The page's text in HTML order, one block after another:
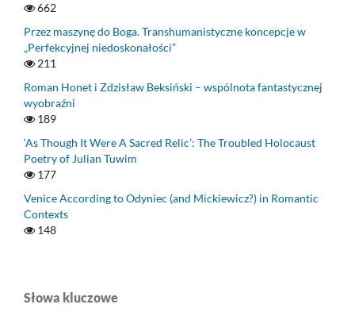
662
Przez maszynę do Boga. Transhumanistyczne koncepcje w
„Perfekcyjnej niedoskonałości”
211
Roman Honet i Zdzisław Beksiński – wspólnota fantastycznej
wyobraźni
189
‘As Though It Were A Sacred Relic’: The Troubled Holocaust
Poetry of Julian Tuwim
177
Venice According to Odyniec (and Mickiewicz?) in Romantic
Contexts
148
Słowa kluczowe